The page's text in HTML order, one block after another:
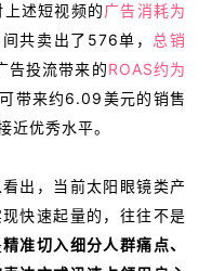
述短视频的广告消耗为
共卖出了576单， 总销
告投流带来的ROAS约为
带来约6.09美元的销售
近优秀水平。
出，当前太阳眼镜类产
快速起量的，往往不是
精准切入细分人群痛点、